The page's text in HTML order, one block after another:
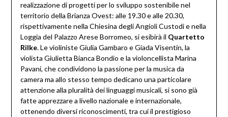
realizzazione di progetti per lo sviluppo sostenibile nel
territorio della Brianza Ovest: alle 19.30 e alle 20.30,
rispettivamente nella Chiesina degli Angioli Custodi e nella
Loggia del Palazzo Arese Borromeo, si esibirà il Quartetto
Rilke. Le violiniste Giulia Gambaro e Giada Visentin, la
violista Giulietta Bianca Bondio e la violoncellista Marina
Pavani, che condividono la passione per la musica da
camera ma allo stesso tempo dedicano una particolare
attenzione alla pluralità dei linguaggi musicali, si sono già
fatte apprezzare a livello nazionale e internazionale,
ottenendo diversi riconoscimenti, tra cui il prestigioso